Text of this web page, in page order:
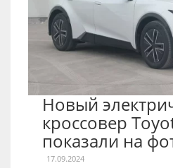
Новый
кроссовер
показали на
17.09.2024